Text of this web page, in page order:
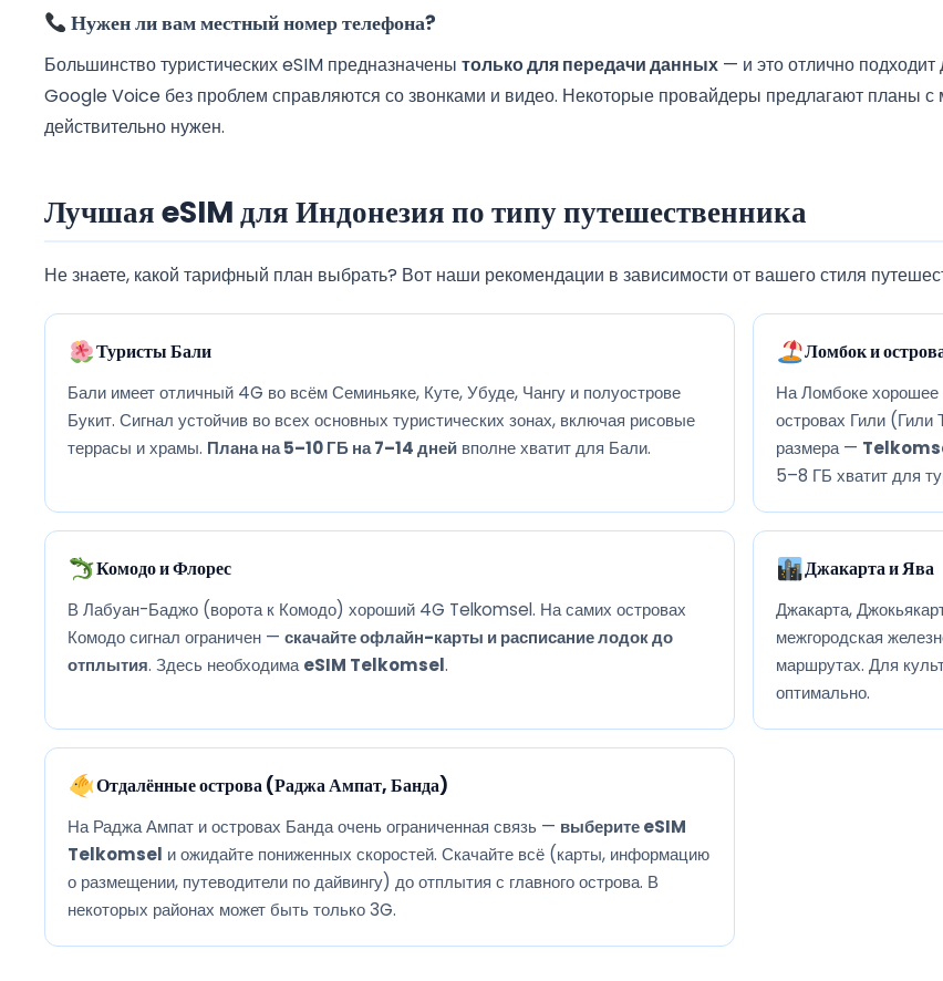
Нужен ли вам местный номер телефона?
Большинство туристических eSIM предназначены только для передачи данных — и это отлично
Google Voice без проблем справляются со звонками и видео. Некоторые провайдеры предлагают планы
действительно нужен.
Лучшая eSIM для Индонезия по типу путешественника
Не знаете, какой тарифный план выбрать? Вот наши рекомендации в зависимости от вашего стиля
Туристы Бали
Бали имеет отличный 4G во всём Семиньяке, Куте, Убуде, Чангу и полуострове
Букит. Сигнал устойчив во всех основных туристических зонах, включая рисовые
террасы и храмы. Плана на 5–10 ГБ на 7–14 дней вполне хватит для Бали.
Ломбок и
На Ломбоке хорошее
островах Гили
размера —
5–8 ГБ хватит для
Комодо и Флорес
В Лабуан-Баджо (ворота к Комодо) хороший 4G Telkomsel. На самих островах
Комодо сигнал ограничен — скачайте офлайн-карты и расписание лодок до
отплытия. Здесь необходимаeSIM Telkomsel.
Джакарта и Ява
Джакарта,
межгородская
маршрутах. Для
оптимально.
Отдалённые острова (Раджа Ампат, Банда)
На Раджа Ампат и островах Банда очень ограниченная связь — выберите eSIM
Telkomsel и ожидайте пониженных скоростей. Скачайте всё (карты, информацию
о размещении, путеводители по дайвингу) до отплытия с главного острова. В
некоторых районах может быть только 3G.